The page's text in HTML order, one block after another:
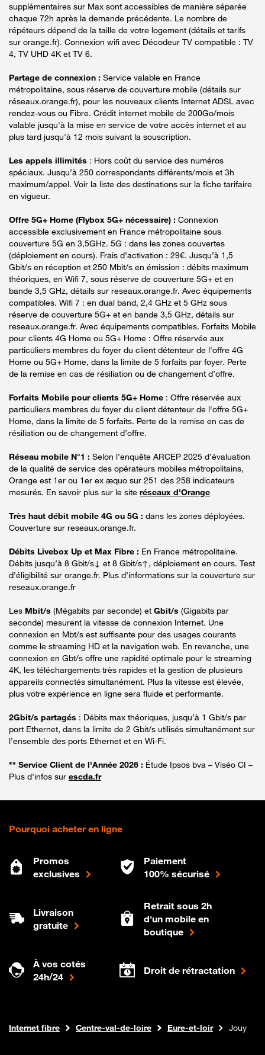
supplémentaires sur Max sont accessibles de manière séparée
chaque 72h après la demande précédente. Le nombre de
répéteurs dépend de la taille de votre logement (détails et tarifs
sur orange.fr). Connexion wifi avec Décodeur TV compatible : TV
4, TV UHD 4K et TV 6.
Partage de connexion : Service valable en France
métropolitaine, sous réserve de couverture mobile (détails sur
réseaux.orange.fr), pour les nouveaux clients Internet ADSL avec
rendez-vous ou Fibre. Crédit internet mobile de 200Go/mois
valable jusqu'à la mise en service de votre accès internet et au
plus tard jusqu'à 12 mois suivant la souscription.
Les appels illimités : Hors coût du service des numéros
spéciaux. Jusqu’à 250 correspondants différents/mois et 3h
maximum/appel. Voir la liste des destinations sur la fiche tarifaire
en vigueur.
Offre 5G+ Home (Flybox 5G+ nécessaire) : Connexion
accessible exclusivement en France métropolitaine sous
couverture 5G en 3,5GHz. 5G : dans les zones couvertes
(déploiement en cours). Frais d’activation : 29€. Jusqu’à 1,5
Gbit/s en réception et 250 Mbit/s en émission : débits maximum
théoriques, en Wifi 7, sous réserve de couverture 5G+ et en
bande 3,5 GHz, détails sur reseaux.orange.fr. Avec équipements
compatibles. Wifi 7 : en dual band, 2,4 GHz et 5 GHz sous
réserve de couverture 5G+ et en bande 3,5 GHz, détails sur
reseaux.orange.fr. Avec équipements compatibles. Forfaits Mobile
pour clients 4G Home ou 5G+ Home : Offre réservée aux
particuliers membres du foyer du client détenteur de l'offre 4G
Home ou 5G+ Home, dans la limite de 5 forfaits par foyer. Perte
de la remise en cas de résiliation ou de changement d’offre.
Forfaits Mobile pour clients 5G+ Home : Offre réservée aux
particuliers membres du foyer du client détenteur de l'offre 5G+
Home, dans la limite de 5 forfaits. Perte de la remise en cas de
résiliation ou de changement d’offre.
Réseau mobile N°1 : Selon l’enquête ARCEP 2025 d’évaluation
de la qualité de service des opérateurs mobiles métropolitains,
Orange est 1er ou 1er ex æquo sur 251 des 258 indicateurs
mesurés. En savoir plus sur le site réseaux d'Orange
Très haut débit mobile 4G ou 5G : dans les zones déployées.
Couverture sur reseaux.orange.fr.
Débits Livebox Up et Max Fibre : En France métropolitaine.
Débits jusqu’à 8 Gbit/s↓ et 8 Gbit/s↑, déploiement en cours. Test
d’éligibilité sur orange.fr. Plus d’informations sur la couverture sur
reseaux.orange.fr
Les Mbit/s (Mégabits par seconde) et Gbit/s (Gigabits par
seconde) mesurent la vitesse de connexion Internet. Une
connexion en Mbt/s est suffisante pour des usages courants
comme le streaming HD et la navigation web. En revanche, une
connexion en Gbt/s offre une rapidité optimale pour le streaming
4K, les téléchargements très rapides et la gestion de plusieurs
appareils connectés simultanément. Plus la vitesse est élevée,
plus votre expérience en ligne sera fluide et performante.
2Gbit/s partagés : Débits max théoriques, jusqu’à 1 Gbit/s par
port Ethernet, dans la limite de 2 Gbit/s utilisés simultanément sur
l’ensemble des ports Ethernet et en Wi-Fi.
** Service Client de l'Année 2026 : Étude Ipsos bva – Viséo CI –
Plus d'infos sur escda.fr
Pourquoi acheter en ligne
Promos
exclusives
Paiement
100% sécurisé
Livraison
gratuite
Retrait sous 2h
d'un mobile en
boutique
À vos cotés
24h/24
Droit de rétractation
Boutique Orange
Internet fibre Centre-val-de-loire Eure-et-loir Jouy